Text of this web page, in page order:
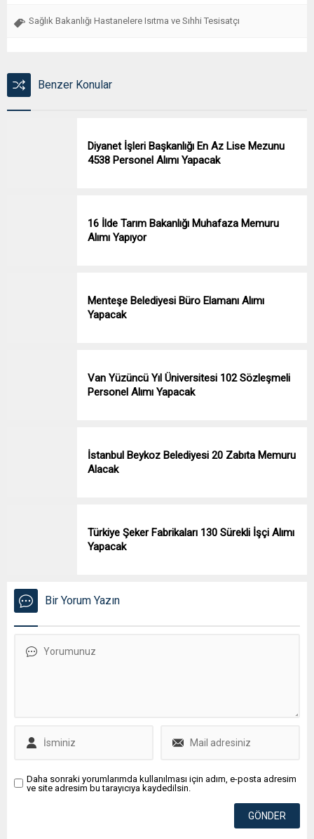
Sağlık Bakanlığı Hastanelere Isıtma ve Sıhhi Tesisatçı
Benzer Konular
Diyanet İşleri Başkanlığı En Az Lise Mezunu
4538 Personel Alımı Yapacak
16 İlde Tarım Bakanlığı Muhafaza Memuru
Alımı Yapıyor
Menteşe Belediyesi Büro Elamanı Alımı
Yapacak
Van Yüzüncü Yıl Üniversitesi 102 Sözleşmeli
Personel Alımı Yapacak
İstanbul Beykoz Belediyesi 20 Zabıta Memuru
Alacak
Türkiye Şeker Fabrikaları 130 Sürekli İşçi Alımı
Yapacak
Bir Yorum Yazın
Daha sonraki yorumlarımda kullanılması için adım, e-posta adresim
ve site adresim bu tarayıcıya kaydedilsin.